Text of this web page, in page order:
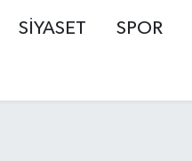
SİYASET SPOR